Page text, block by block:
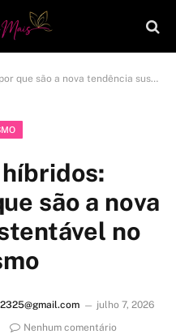
a nova tendência sustentável no turismo
são a nova
no
julho 7, 2026
Nenhum comentário